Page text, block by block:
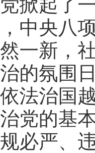
掀起了
中央八
一新，
的氛围
法治国
党的基
必严、